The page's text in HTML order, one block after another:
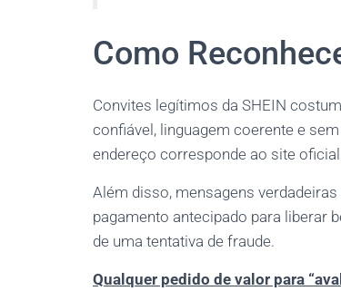
Como
Convites legítimos da SHEIN
confiável, linguagem coerente e
endereço corresponde ao site
Além disso, mensagens
pagamento antecipado para liberar
de uma tentativa de fraude.
Qualquer pedido de valor para